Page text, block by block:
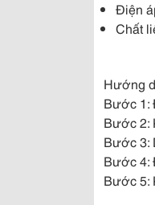
Điện
Chất
Hướng
Bước 1:
Bước 2:
Bước 3:
Bước 4:
Bước 5: